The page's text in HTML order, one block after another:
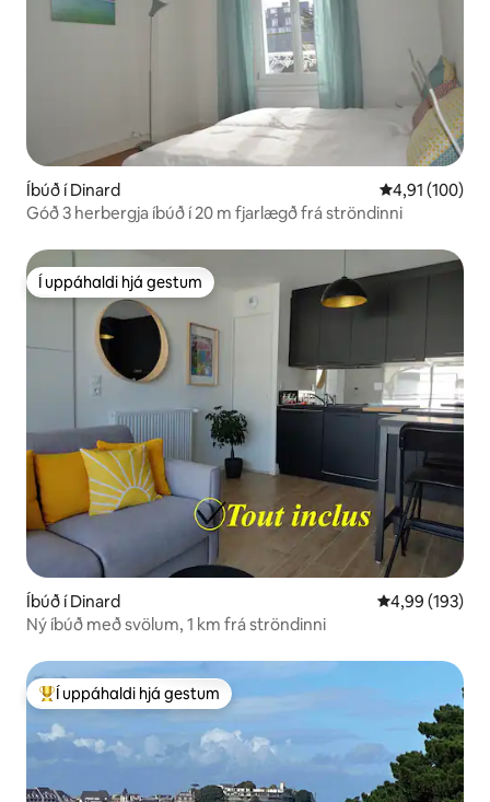
Íbúð í Dinard 4,91 af 5 í
4,91 (100)
Góð 3 herbergja íbúð í 20 m fjarlægð frá ströndinni
Í uppáhaldi hjá gestum
Í uppáhaldi hjá gestum
Íbúð í Dinard 4,99 af 5 í
4,99 (193)
Ný íbúð með svölum, 1 km frá ströndinni
Í mestu uppáhaldi hjá gestum
Í uppáhaldi hjá gestum